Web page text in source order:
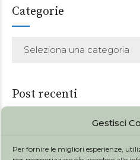
Gestisci
Per fornire le migliori esperienze,
Categorie
Seleziona una categoria
Post recenti
31 GENNAIO 2026